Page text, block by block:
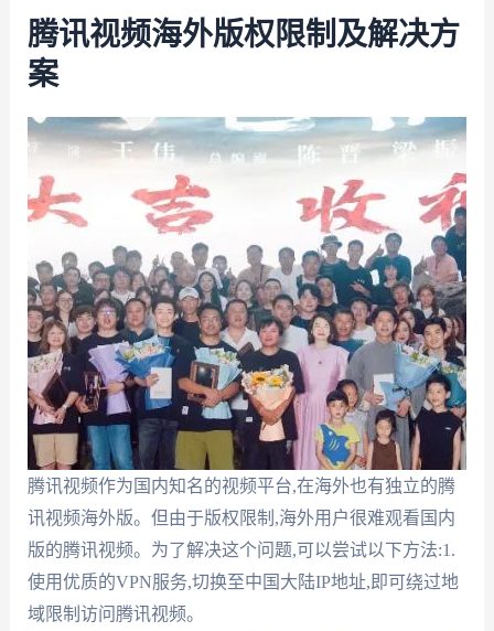
腾讯视频海外版权限制及解决方
案
腾讯视频作为国内知名的视频平台,在海外也有独立的腾
讯视频海外版。但由于版权限制,海外用户很难观看国内
版的腾讯视频。为了解决这个问题,可以尝试以下方法:1.
使用优质的VPN服务,切换至中国大陆IP地址,即可绕过地
域限制访问腾讯视频。